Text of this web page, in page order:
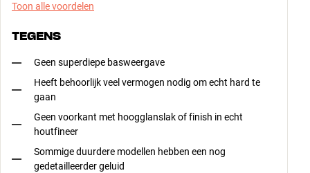
Toon alle voordelen
TEGENS
Geen superdiepe basweergave
Heeft behoorlijk veel vermogen nodig om echt hard te
gaan
Geen voorkant met hoogglanslak of finish in echt
houtfineer
Sommige duurdere modellen hebben een nog
gedetailleerder geluid